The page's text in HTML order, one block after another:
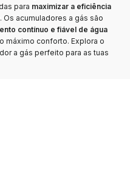
para maximizar a eficiência
. Os acumuladores a gás são
contínuo e fiável de água
máximo conforto. Explora o
a gás perfeito para as tuas